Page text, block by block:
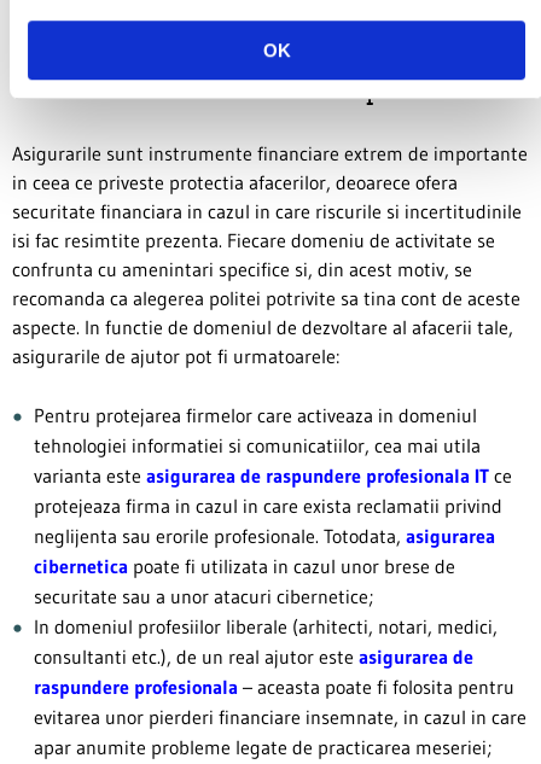
OK
2.2. Tipuri de asigurari recomandate pentru
diferitele domenii de activitate profesionala
Asigurarile sunt instrumente financiare extrem de importante
in ceea ce priveste protectia afacerilor, deoarece ofera
securitate financiara in cazul in care riscurile si incertitudinile
isi fac resimtite prezenta. Fiecare domeniu de activitate se
confrunta cu amenintari specifice si, din acest motiv, se
recomanda ca alegerea politei potrivite sa tina cont de aceste
aspecte. In functie de domeniul de dezvoltare al afacerii tale,
asigurarile de ajutor pot fi urmatoarele:
Pentru protejarea firmelor care activeaza in domeniul
tehnologiei informatiei si comunicatiilor, cea mai utila
varianta este asigurarea de raspundere profesionala IT ce
protejeaza firma in cazul in care exista reclamatii privind
neglijenta sau erorile profesionale. Totodata, asigurarea
cibernetica poate fi utilizata in cazul unor brese de
securitate sau a unor atacuri cibernetice;
In domeniul profesiilor liberale (arhitecti, notari, medici,
consultanti etc.), de un real ajutor este asigurarea de
raspundere profesionala – aceasta poate fi folosita pentru
evitarea unor pierderi financiare insemnate, in cazul in care
apar anumite probleme legate de practicarea meseriei;